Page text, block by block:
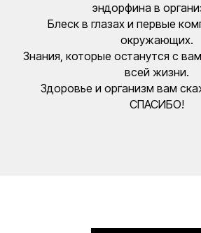
эндорфина в
Блеск в глазах и первые
окружающих.
Знания, которые останутся с
всей жизни.
Здоровье и организм вам
СПАСИБО!